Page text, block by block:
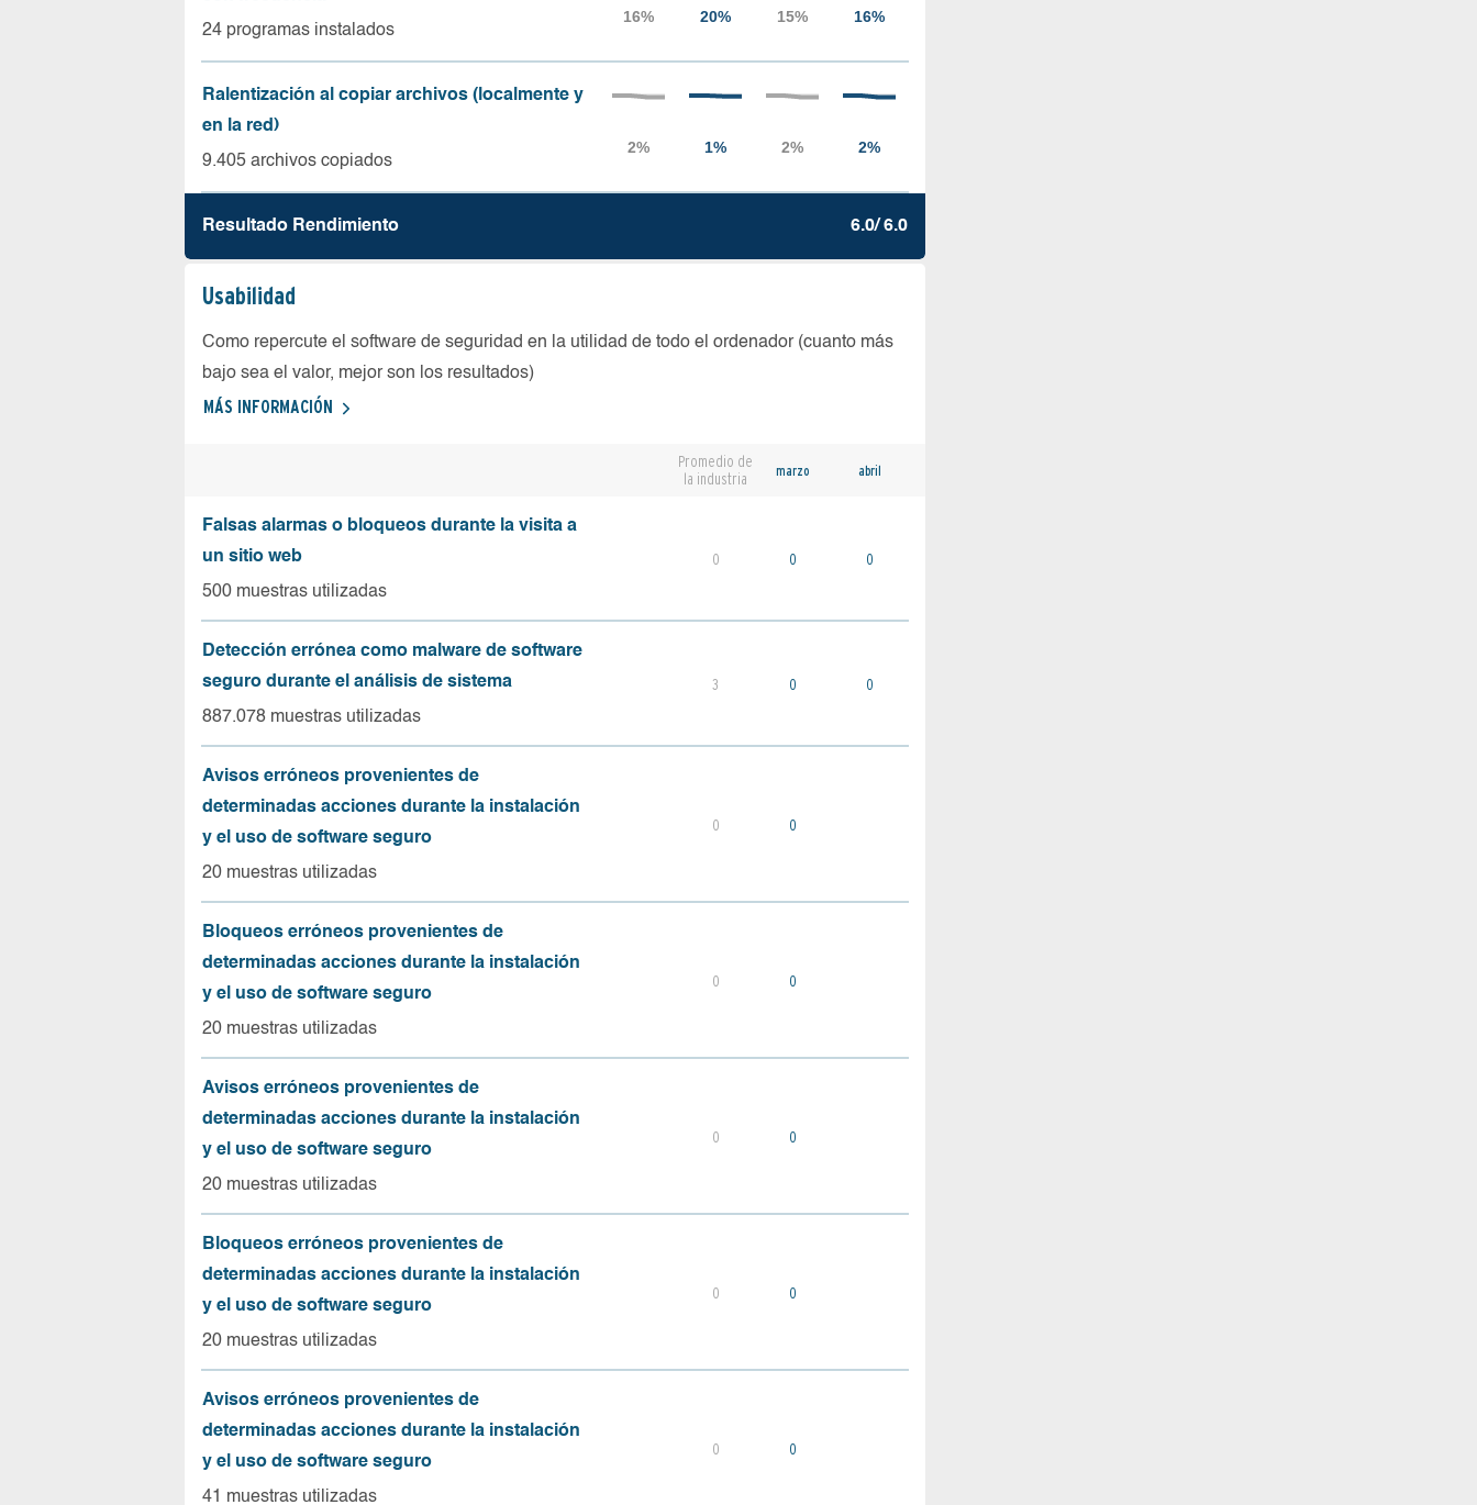
24 programas instalados
Ralentización al copiar archivos (localmente y
en la red)
9.405 archivos copiados
Resultado Rendimiento 6.0/ 6.0
Usabilidad
Como repercute el software de seguridad en la utilidad de todo el ordenador (cuanto más
bajo sea el valor, mejor son los resultados)
MÁS INFORMACIÓN
Promedio de
la industria
marzo abril
Falsas alarmas o bloqueos durante la visita a
un sitio web
500 muestras utilizadas
0 0 0
Detección errónea como malware de software
seguro durante el análisis de sistema
887.078 muestras utilizadas
3 0 0
Avisos erróneos provenientes de
determinadas acciones durante la instalación
y el uso de software seguro
20 muestras utilizadas
0 0
Bloqueos erróneos provenientes de
determinadas acciones durante la instalación
y el uso de software seguro
20 muestras utilizadas
0 0
Avisos erróneos provenientes de
determinadas acciones durante la instalación
y el uso de software seguro
20 muestras utilizadas
0 0
Bloqueos erróneos provenientes de
determinadas acciones durante la instalación
y el uso de software seguro
20 muestras utilizadas
0 0
Avisos erróneos provenientes de
determinadas acciones durante la instalación
y el uso de software seguro
41 muestras utilizadas
0 0